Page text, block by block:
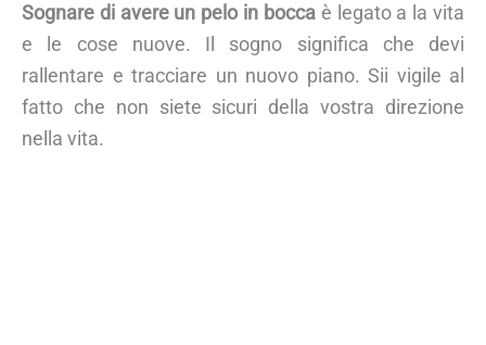
Sognare di avere un pelo in boccaè legato a la vita
e le cose nuove. Il sogno significa che devi
rallentare e tracciare un nuovo piano. Sii vigile al
fatto che non siete sicuri della vostra direzione
nella vita.